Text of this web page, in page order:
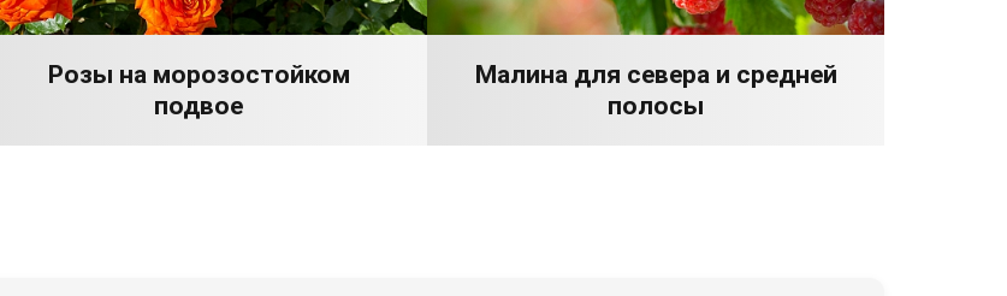
Розы на морозостойком
подвое
Малина для севера и средней
полосы